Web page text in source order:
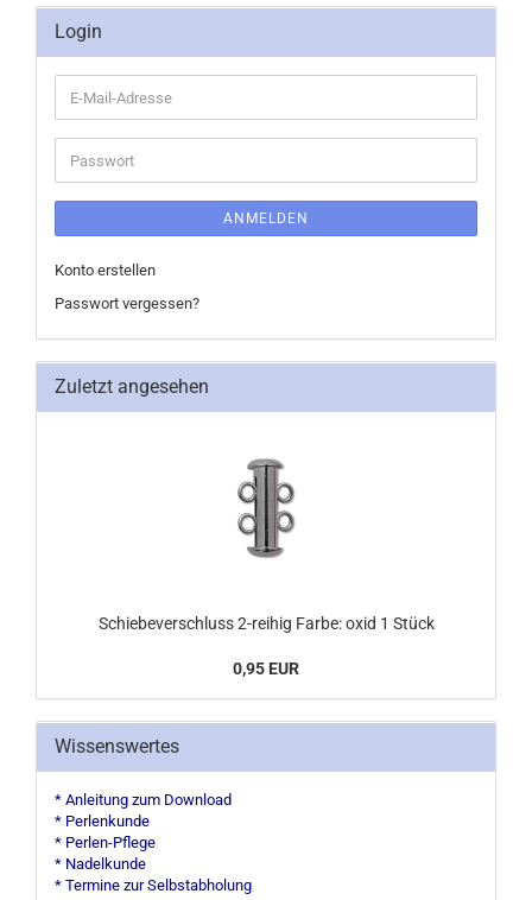
Login
E-
Mail-
Adresse
Passwort
ANMELDEN
Konto erstellen
Passwort vergessen?
Zuletzt angesehen
Schiebeverschluss 2-reihig Farbe: oxid 1 Stück
0,95 EUR
Wissenswertes
* Anleitung zum Download
* Perlenkunde
* Perlen-Pflege
* Nadelkunde
* Termine zur Selbstabholung